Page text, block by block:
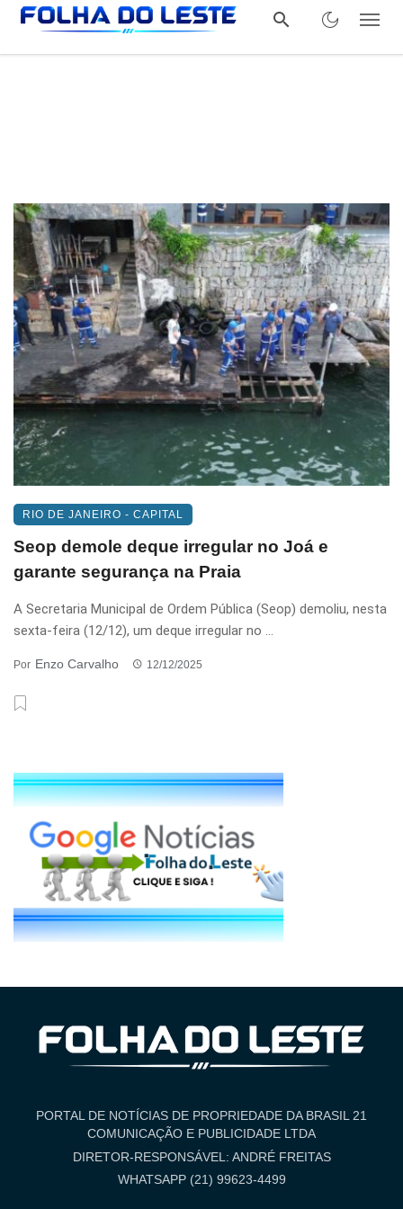
RIO DE JANEIRO - CAPITAL
Seop demole deque irregular no Joá e
garante segurança na Praia
A Secretaria Municipal de Ordem Pública (Seop) demoliu, nesta
sexta-feira (12/12), um deque irregular no ...
Por Enzo Carvalho 12/12/2025
PORTAL DE NOTÍCIAS DE PROPRIEDADE DA BRASIL 21
COMUNICAÇÃO E PUBLICIDADE LTDA
DIRETOR-RESPONSÁVEL: ANDRÉ FREITAS
WHATSAPP (21) 99623-4499